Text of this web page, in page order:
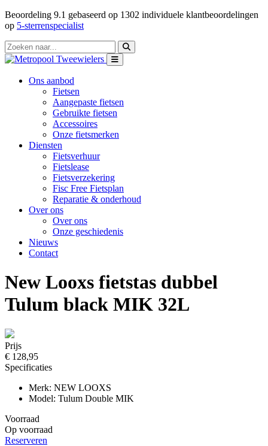
Beoordeling 9.1 gebaseerd op 1302 individuele klantbeoordelingen
op 5-sterrenspecialist
Ons aanbod
Fietsen
Aangepaste fietsen
Gebruikte fietsen
Accessoires
Onze fietsmerken
Diensten
Fietsverhuur
Fietslease
Fietsverzekering
Fisc Free Fietsplan
Reparatie & onderhoud
Over ons
Over ons
Onze geschiedenis
Nieuws
Contact
New Looxs fietstas dubbel
Tulum black MIK 32L
Prijs
€ 128,95
Specificaties
Merk: NEW LOOXS
Model: Tulum Double MIK
Voorraad
Op voorraad
Reserveren